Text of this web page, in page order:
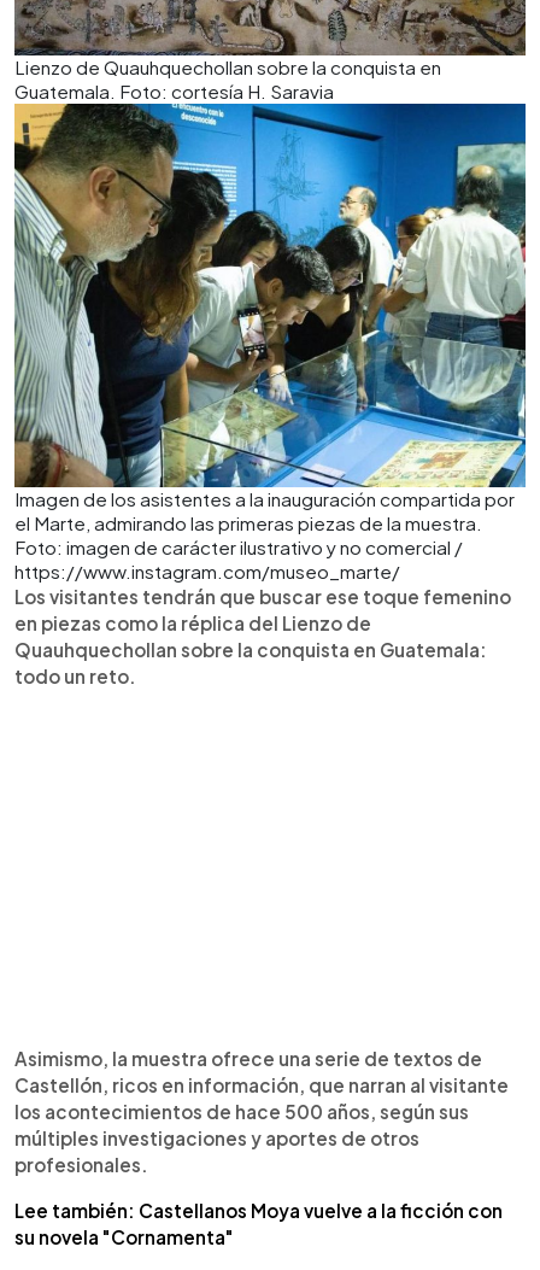
Lienzo de Quauhquechollan sobre la conquista en
Guatemala. Foto: cortesía H. Saravia
Imagen de los asistentes a la inauguración compartida por
el Marte, admirando las primeras piezas de la muestra.
Foto: imagen de carácter ilustrativo y no comercial /
https://www.instagram.com/museo_marte/
Los visitantes tendrán que buscar ese toque femenino
en piezas como la réplica del Lienzo de
Quauhquechollan sobre la conquista en Guatemala:
todo un reto.
Asimismo, la muestra ofrece una serie de textos de
Castellón, ricos en información, que narran al visitante
los acontecimientos de hace 500 años, según sus
múltiples investigaciones y aportes de otros
profesionales.
Lee también: Castellanos Moya vuelve a la ficción con
su novela "Cornamenta"